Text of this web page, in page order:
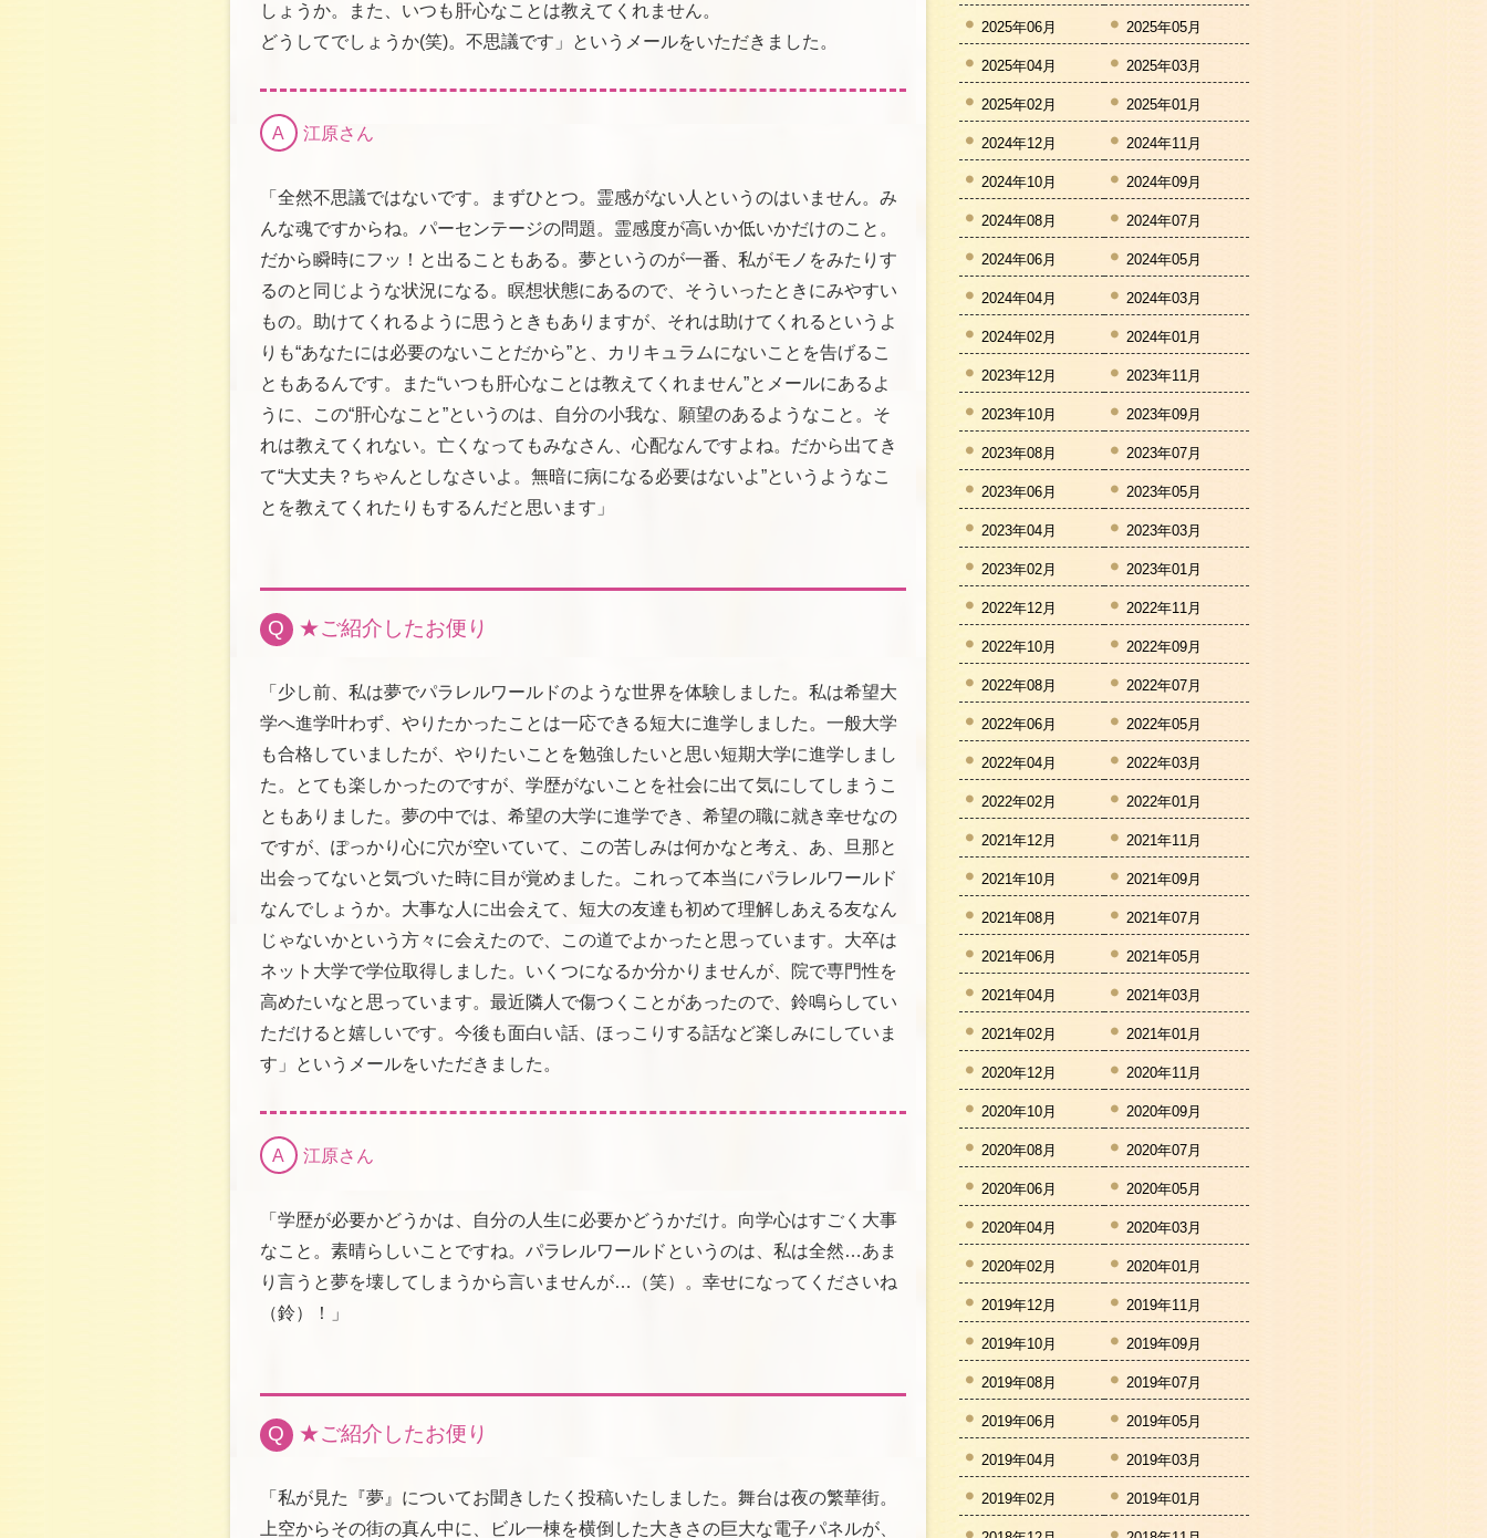
しょうか。また、いつも肝心なことは教えてくれません。
どうしてでしょうか(笑)。不思議です」というメールをいただきました。
A 江原さん
「全然不思議ではないです。まずひとつ。霊感がない人というのはいません。み
んな魂ですからね。パーセンテージの問題。霊感度が高いか低いかだけのこと。
だから瞬時にフッ！と出ることもある。夢というのが一番、私がモノをみたりす
るのと同じような状況になる。瞑想状態にあるので、そういったときにみやすい
もの。助けてくれるように思うときもありますが、それは助けてくれるというよ
りも“あなたには必要のないことだから”と、カリキュラムにないことを告げるこ
ともあるんです。また“いつも肝心なことは教えてくれません”とメールにあるよ
うに、この“肝心なこと”というのは、自分の小我な、願望のあるようなこと。そ
れは教えてくれない。亡くなってもみなさん、心配なんですよね。だから出てき
て“大丈夫？ちゃんとしなさいよ。無暗に病になる必要はないよ”というようなこ
とを教えてくれたりもするんだと思います」
Q ★ご紹介したお便り
「少し前、私は夢でパラレルワールドのような世界を体験しました。私は希望大
学へ進学叶わず、やりたかったことは一応できる短大に進学しました。一般大学
も合格していましたが、やりたいことを勉強したいと思い短期大学に進学しまし
た。とても楽しかったのですが、学歴がないことを社会に出て気にしてしまうこ
ともありました。夢の中では、希望の大学に進学でき、希望の職に就き幸せなの
ですが、ぽっかり心に穴が空いていて、この苦しみは何かなと考え、あ、旦那と
出会ってないと気づいた時に目が覚めました。これって本当にパラレルワールド
なんでしょうか。大事な人に出会えて、短大の友達も初めて理解しあえる友なん
じゃないかという方々に会えたので、この道でよかったと思っています。大卒は
ネット大学で学位取得しました。いくつになるか分かりませんが、院で専門性を
高めたいなと思っています。最近隣人で傷つくことがあったので、鈴鳴らしてい
ただけると嬉しいです。今後も面白い話、ほっこりする話など楽しみにしていま
す」というメールをいただきました。
A 江原さん
「学歴が必要かどうかは、自分の人生に必要かどうかだけ。向学心はすごく大事
なこと。素晴らしいことですね。パラレルワールドというのは、私は全然…あま
り言うと夢を壊してしまうから言いませんが…（笑）。幸せになってくださいね
（鈴）！」
Q ★ご紹介したお便り
「私が見た『夢』についてお聞きしたく投稿いたしました。舞台は夜の繁華街。
上空からその街の真ん中に、ビル一棟を横倒した大きさの巨大な電子パネルが、
2025年06月 2025年05月
2025年04月 2025年03月
2025年02月 2025年01月
2024年12月 2024年11月
2024年10月 2024年09月
2024年08月 2024年07月
2024年06月 2024年05月
2024年04月 2024年03月
2024年02月 2024年01月
2023年12月 2023年11月
2023年10月 2023年09月
2023年08月 2023年07月
2023年06月 2023年05月
2023年04月 2023年03月
2023年02月 2023年01月
2022年12月 2022年11月
2022年10月 2022年09月
2022年08月 2022年07月
2022年06月 2022年05月
2022年04月 2022年03月
2022年02月 2022年01月
2021年12月 2021年11月
2021年10月 2021年09月
2021年08月 2021年07月
2021年06月 2021年05月
2021年04月 2021年03月
2021年02月 2021年01月
2020年12月 2020年11月
2020年10月 2020年09月
2020年08月 2020年07月
2020年06月 2020年05月
2020年04月 2020年03月
2020年02月 2020年01月
2019年12月 2019年11月
2019年10月 2019年09月
2019年08月 2019年07月
2019年06月 2019年05月
2019年04月 2019年03月
2019年02月 2019年01月